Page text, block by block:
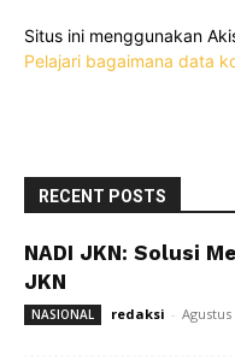
Situs ini menggunakan
Pelajari bagaimana data
RECENT POSTS
NADI JKN: Solusi
JKN
NASIONAL redaksi - Agustus